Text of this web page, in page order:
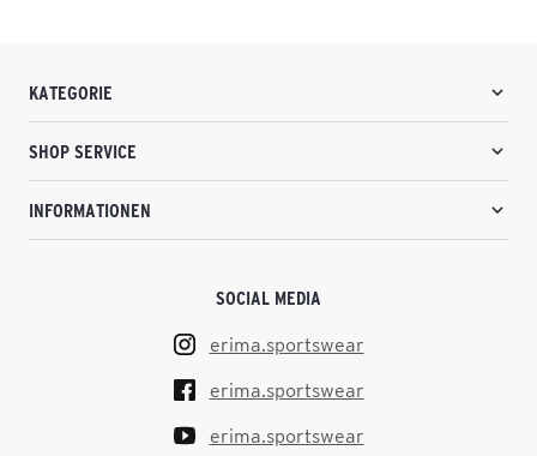
KATEGORIE
SHOP SERVICE
INFORMATIONEN
SOCIAL MEDIA
erima.sportswear
erima.sportswear
erima.sportswear